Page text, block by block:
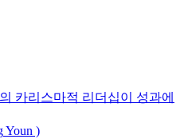
카리스마적 리더십이 성과에
Youn )